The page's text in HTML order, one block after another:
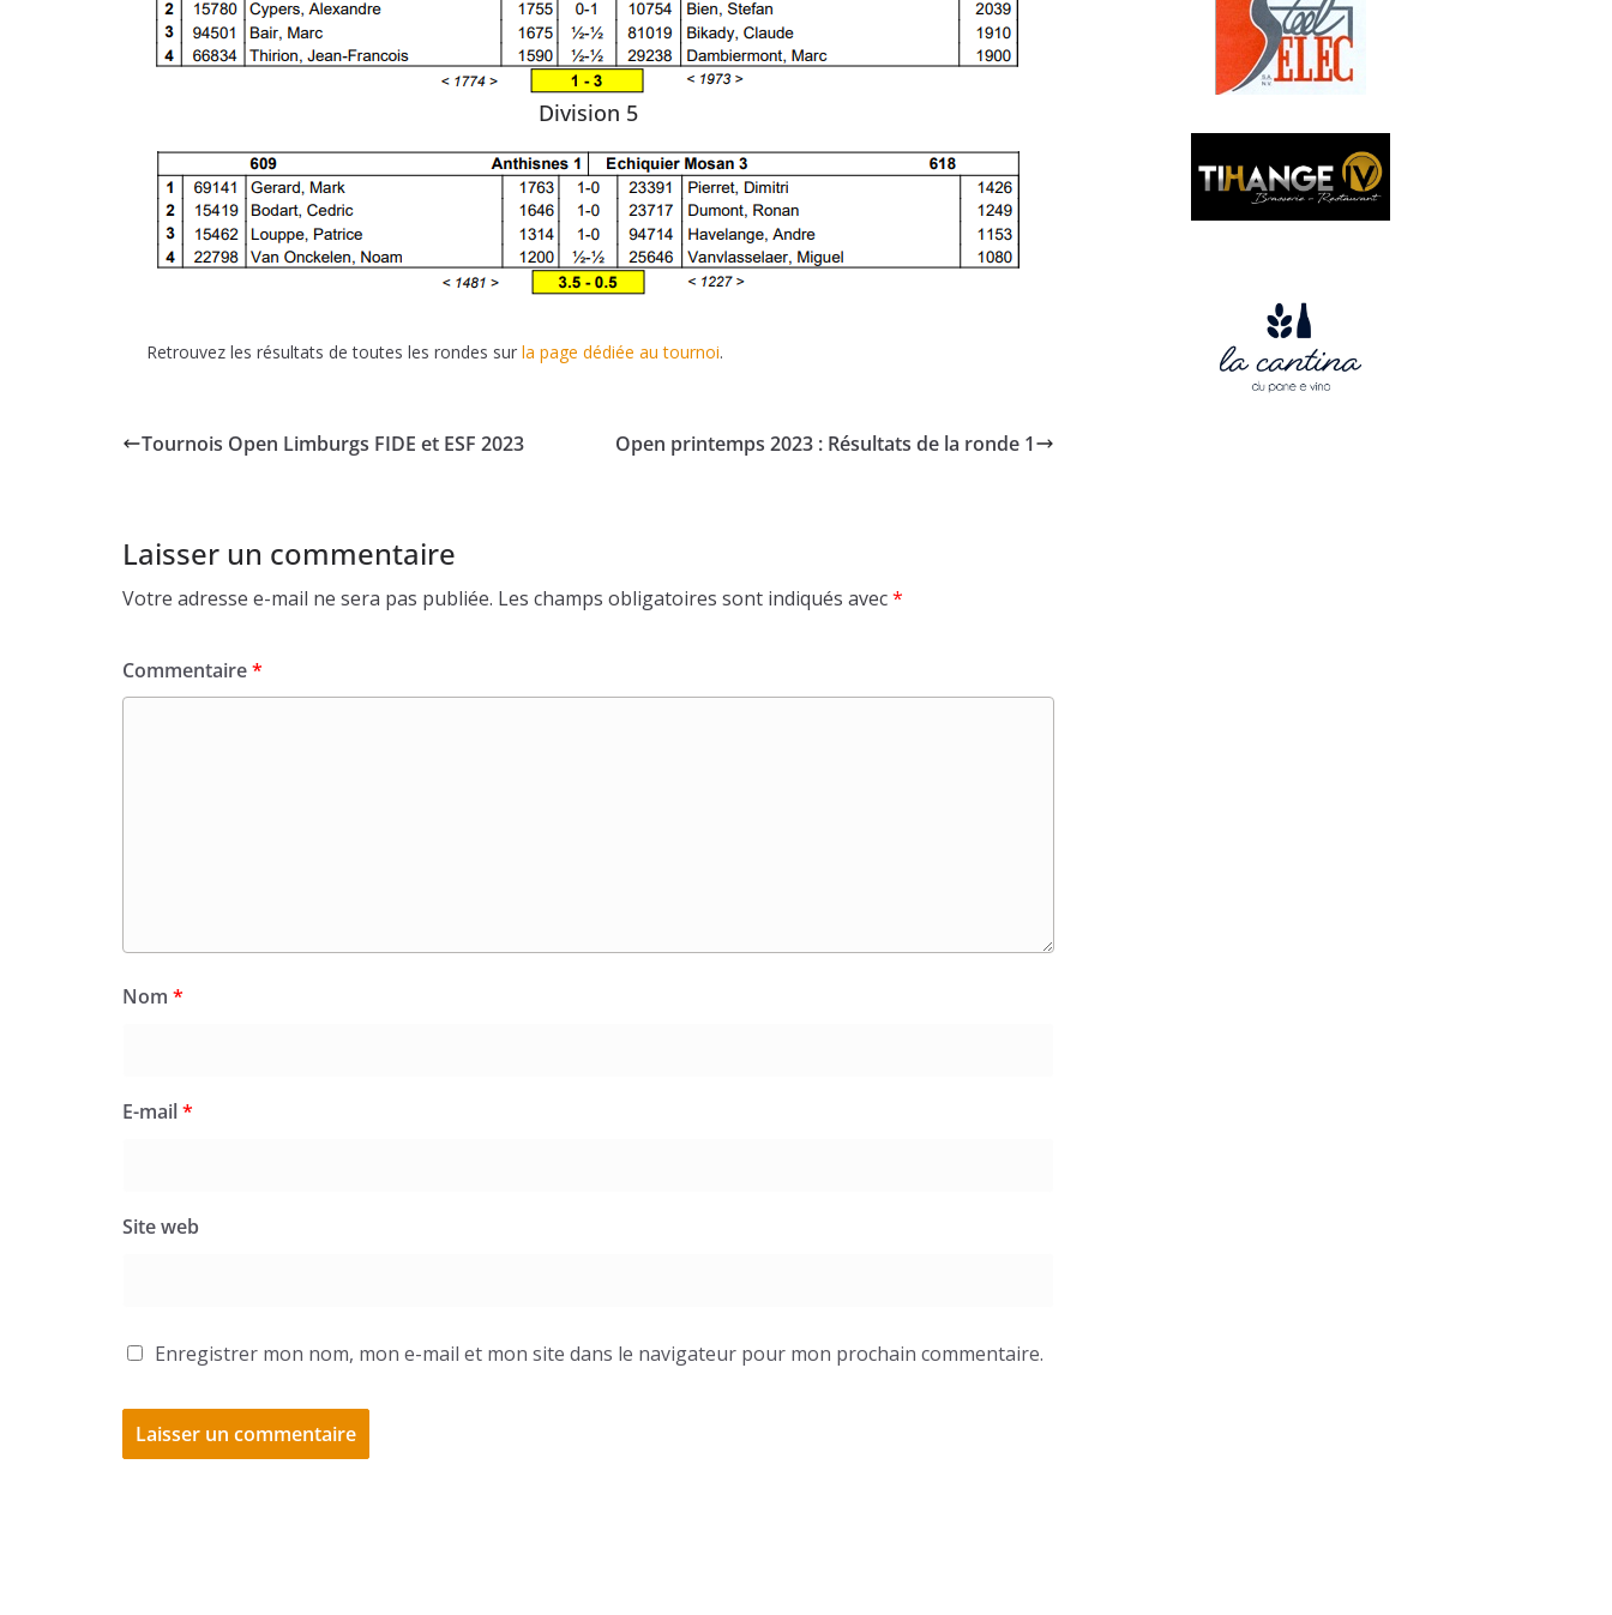
Division 5
Retrouvez les résultats de toutes les rondes sur la page dédiée au tournoi.
Tournois Open Limburgs FIDE et ESF 2023 Open printemps 2023 : Résultats de la ronde 1
Laisser un commentaire
Votre adresse e-mail ne sera pas publiée. Les champs obligatoires sont indiqués avec*
Commentaire*
Nom *
E-mail*
Site web
Enregistrer mon nom, mon e-mail et mon site dans le navigateur pour mon prochain commentaire.